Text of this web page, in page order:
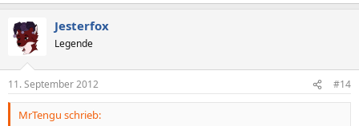
Jesterfox
Legende
11. September 2012 #14
MrTengu schrieb: